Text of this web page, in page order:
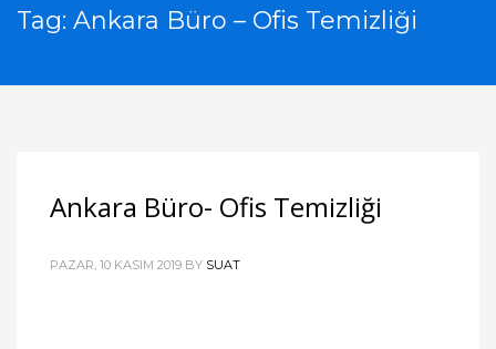
Tag: Ankara Büro – Ofis Temizliği
Ankara Büro- Ofis Temizliği
PAZAR, 10 KASIM 2019 BY SUAT